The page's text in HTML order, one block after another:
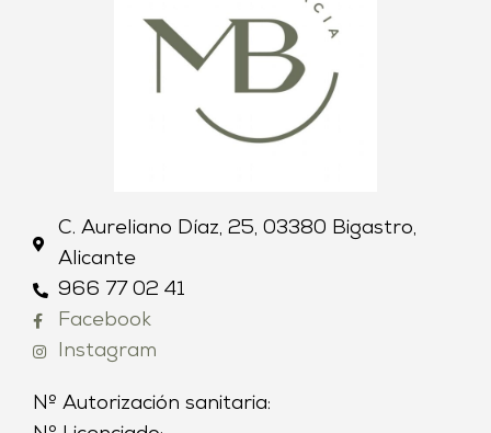
C. Aureliano Díaz, 25, 03380 Bigastro,
Alicante
966 77 02 41
Facebook
Instagram
Nº Autorización sanitaria: